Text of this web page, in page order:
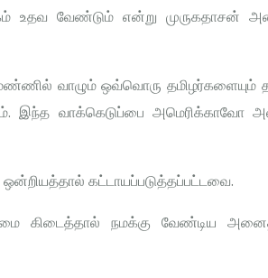
உதவ வேண்டும் என்று முருகதாசன்
வாழும் ஒவ்வொரு தமிழர்களையும்
இந்த வாக்கெடுப்பை அமெரிக்காவோ
ஒன்றியத்தால் கட்டாயப்படுத்தப்பட்டவை.
கிடைத்தால் நமக்கு வேண்டிய